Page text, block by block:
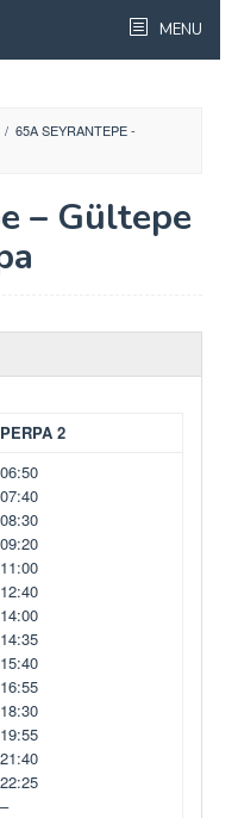
MENU
/ 65A SEYRANTEPE -
– Gültepe
PERPA 2
06:50
07:40
08:30
09:20
11:00
12:40
14:00
14:35
15:40
16:55
18:30
19:55
21:40
22:25
–